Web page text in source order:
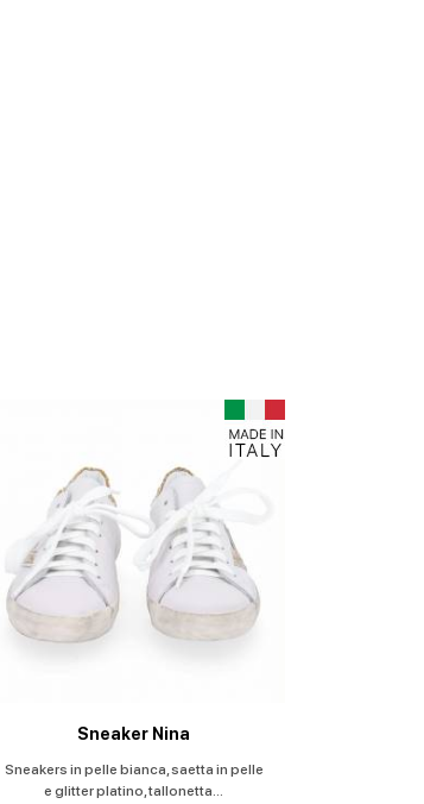
Sneaker Nina
Sneakers in pelle bianca, saetta in pelle
e glitter platino, tallonetta...